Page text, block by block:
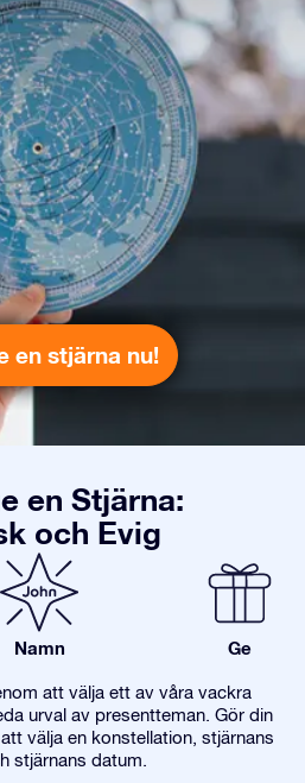
en stjärna nu!
en Stjärna:
och Evig
Namn Ge
att välja ett av våra vackra
urval av presentteman. Gör din
välja en konstellation, stjärnans
stjärnans datum.